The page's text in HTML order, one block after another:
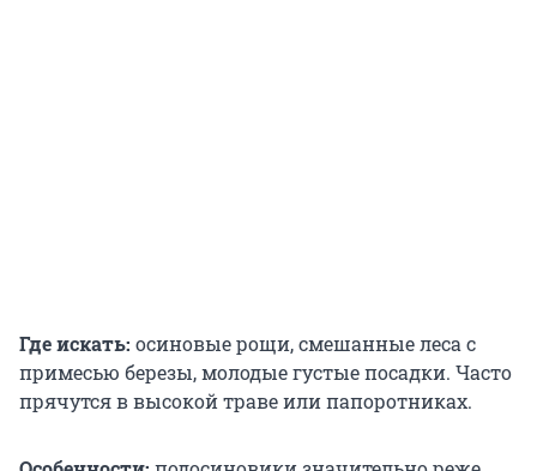
Где искать: осиновые рощи, смешанные леса с
примесью березы, молодые густые посадки. Часто
прячутся в высокой траве или папоротниках.